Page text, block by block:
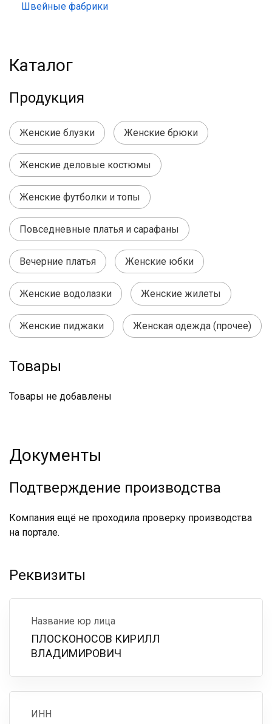
Швейные фабрики
Каталог
Продукция
Женские блузки Женские брюки
Женские деловые костюмы
Женские футболки и топы
Повседневные платья и сарафаны
Вечерние платья Женские юбки
Женские водолазки Женские жилеты
Женские пиджаки Женская одежда (прочее)
Товары
Товары не добавлены
Документы
Подтверждение производства
Компания ещё не проходила проверку производства
на портале.
Реквизиты
Название юр лица
ПЛОСКОНОСОВ КИРИЛЛ
ВЛАДИМИРОВИЧ
ИНН